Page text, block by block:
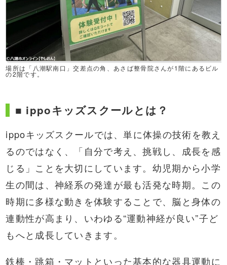
場所は「八潮駅南口」交差点の角、あさば整骨院さんが1階にあるビル
の2階です。
■ ippoキッズスクールとは？
ippoキッズスクールでは、単に体操の技術を教え
るのではなく、「自分で考え、挑戦し、成長を感
じる」ことを大切にしています。幼児期から小学
生の間は、神経系の発達が最も活発な時期。この
時期に多様な動きを体験することで、脳と身体の
連動性が高まり、いわゆる“運動神経が良い”子ど
もへと成長していきます。
鉄棒・跳箱・マットといった基本的な器具運動に